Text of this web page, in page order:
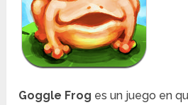
Goggle Frog es un juego en